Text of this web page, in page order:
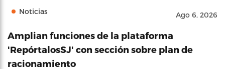
Noticias Ago 6, 2026
Amplian funciones de la plataforma
'RepórtalosSJ' con sección sobre plan de
racionamiento